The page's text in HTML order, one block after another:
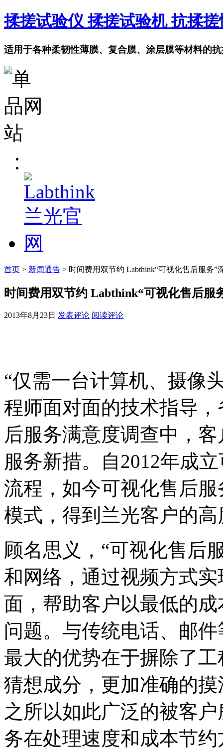
揉搓试验仪 揉搓试验机 抗揉
适用于各种柔韧性薄膜、复合膜、涂层膜等材料的
首页 > 新闻通告 > 时间费用双节约 Labthink“可视化售后服务”
时间费用双节约 Labthink“可视化售后服
2013年8月23日 发表评论 阅读评论
“仅需一台计算机、摄像
程师面对面的技术指导
后服务满意度调查中，
服务新措。自2012年成
流程，如今可视化售后
模式，得到兰光客户的
顾名思义，“可视化售后
和网络，通过视频方式
面，帮助客户以最低的
问题。与传统电话、邮
最大的优势在于摒除了
猜想成分，更加准确的
之所以如此广泛的被客
务在处理速度和成本节